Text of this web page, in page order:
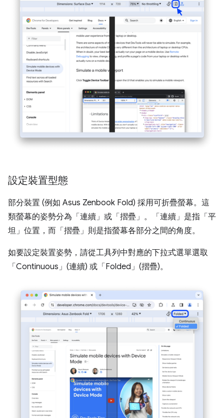
設定裝置型態
部分裝置 (例如 Asus Zenbook Fold) 採用可折疊螢幕。這
類螢幕的姿勢分為「連續」或「摺疊」。「連續」是指「平
坦」位置，而「摺疊」則是指螢幕各部分之間的角度。
如要設定裝置姿勢，請從工具列中對應的下拉式選單選取
「Continuous」(連續) 或「Folded」(摺疊)。